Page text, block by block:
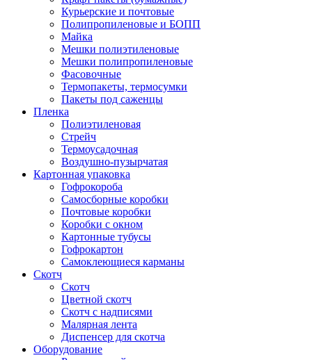
Курьерские и почтовые
Полипропиленовые и БОПП
Майка
Мешки полиэтиленовые
Мешки полипропиленовые
Фасовочные
Термопакеты, термосумки
Пакеты под саженцы
Пленка
Полиэтиленовая
Стрейч
Термоусадочная
Воздушно-пузырчатая
Картонная упаковка
Гофрокороба
Самосборные коробки
Почтовые коробки
Коробки с окном
Картонные тубусы
Гофрокартон
Самоклеющиеся карманы
Скотч
Скотч
Цветной скотч
Скотч с надписями
Малярная лента
Диспенсер для скотча
Оборудование